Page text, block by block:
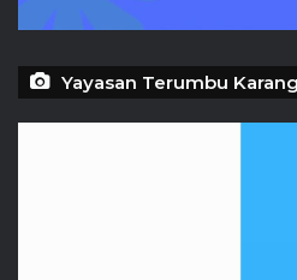
Yayasan Terumbu Karang